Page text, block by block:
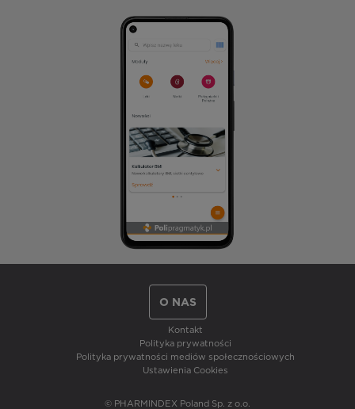
O NAS
Kontakt
Polityka prywatności
Polityka prywatności mediów społecznościowych
Ustawienia Cookies
© PHARMINDEX Poland Sp. z o.o.